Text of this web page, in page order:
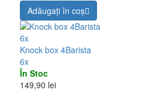
Adăugați în coş
6x
Knock box 4Barista
6x
În Stoc
149,90 lei